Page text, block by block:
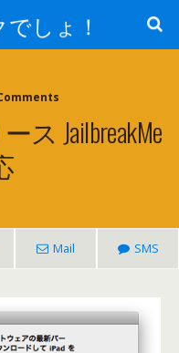
しょ！
ス JailbreakMe
Mail SMS